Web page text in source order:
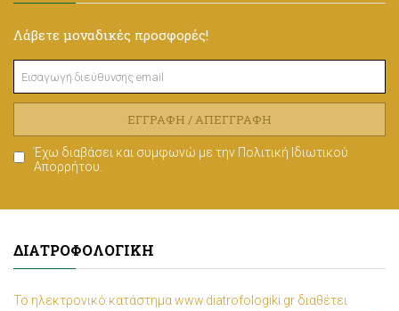
Λάβετε μοναδικές προσφορές!
ΕΓΓΡΑΦΉ / ΑΠΕΓΓΡΑΦΉ
Έχω διαβάσει και συμφωνώ με την Πολιτική Ιδιωτικού
Απορρήτου.
ΔΙΑΤΡΟΦΟΛΟΓΙΚΉ
Το ηλεκτρονικό κατάστημα www.diatrofologiki.gr διαθέτει